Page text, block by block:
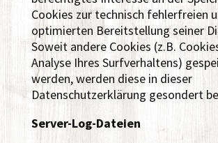
Cookies zur technisch fehlerfreien
optimierten Bereitstellung seiner
Soweit andere Cookies (z.B.
Analyse Ihres Surfverhaltens)
werden, werden diese in dieser
Datenschutzerklärung gesondert
Server-Log-Dateien